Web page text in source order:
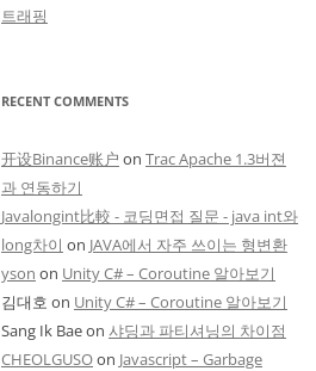
트래핑
RECENT COMMENTS
开设Binance账户 on Trac Apache 1.3버젼
과 연동하기
Javalongint比較 - 코딩면접 질문 - java int와
long차이 on JAVA에서 자주 쓰이는 형변환
yson on Unity C# – Coroutine 알아보기
김대호 on Unity C# – Coroutine 알아보기
Sang Ik Baeon 샤딩과 파티셔닝의 차이점
CHEOLGUSOon Javascript – Garbage